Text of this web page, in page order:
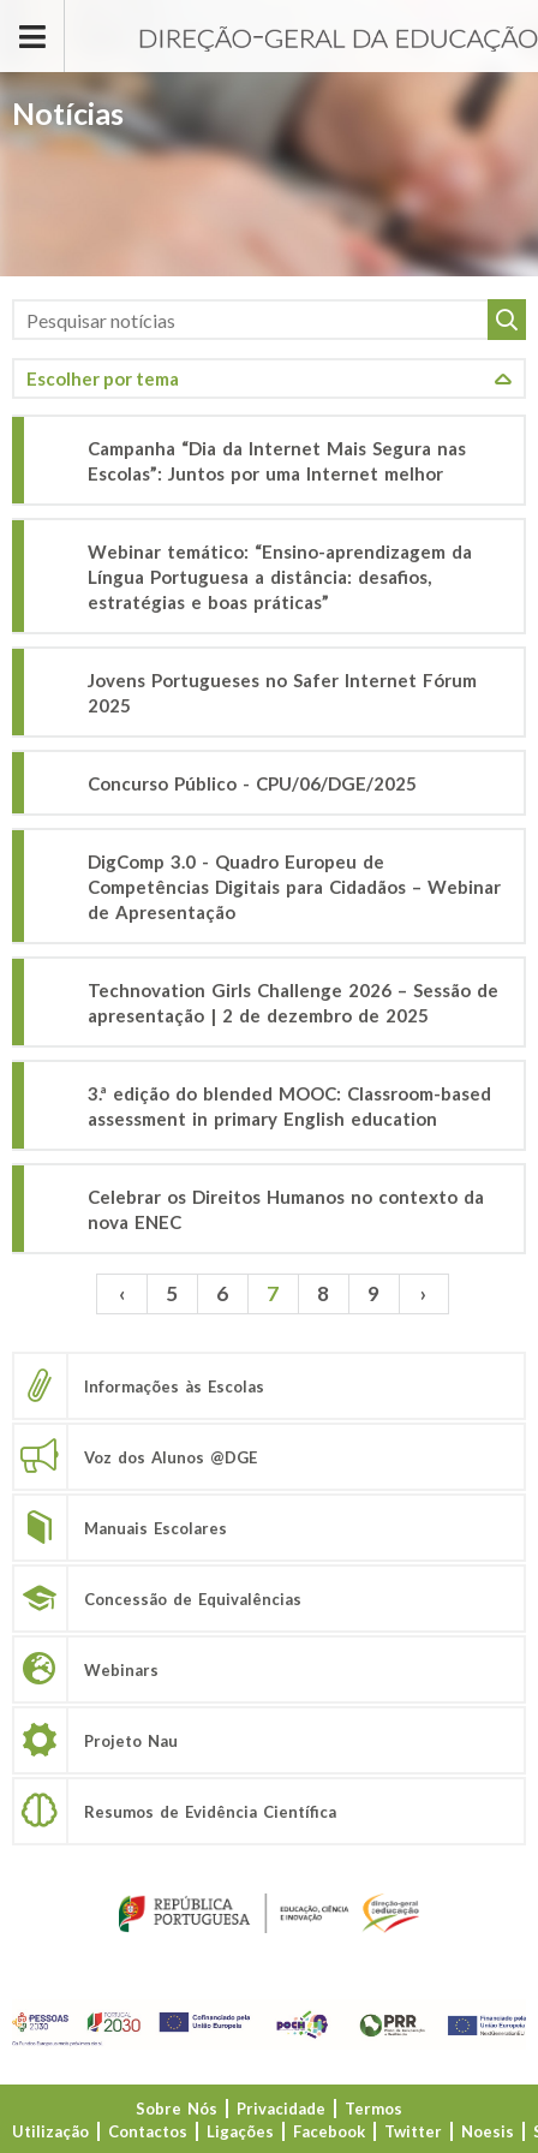
Notícias
Campanha “Dia da Internet Mais Segura nas
Escolas”: Juntos por uma Internet melhor
Webinar temático: “Ensino-aprendizagem da
Língua Portuguesa a distância: desafios,
estratégias e boas práticas”
Jovens Portugueses no Safer Internet Fórum
2025
Concurso Público - CPU/06/DGE/2025
DigComp 3.0 - Quadro Europeu de
Competências Digitais para Cidadãos – Webinar
de Apresentação
Technovation Girls Challenge 2026 – Sessão de
apresentação | 2 de dezembro de 2025
3.ª edição do blended MOOC: Classroom-based
assessment in primary English education
Celebrar os Direitos Humanos no contexto da
nova ENEC
Páginas ‹ 5 6 7 8 9 ›
Informações às Escolas
Voz dos Alunos @DGE
Manuais Escolares
Concessão de Equivalências
Webinars
Projeto Nau
Resumos de Evidência Científica
Sobre Nós Privacidade
Termos
Utilização
Contactos Ligações Facebook Twitter Noesis